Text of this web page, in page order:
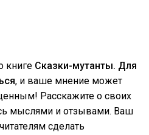
книге Сказки-мутанты. Для
, и ваше мнение может
Расскажите о своих
мыслями и отзывами. Ваш
сделать